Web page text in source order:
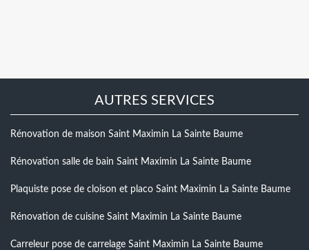
AUTRES SERVICES
Rénovation de maison Saint Maximin La Sainte Baume
Rénovation salle de bain Saint Maximin La Sainte Baume
Plaquiste pose de cloison et placo Saint Maximin La Sainte Baume
Rénovation de cuisine Saint Maximin La Sainte Baume
Carreleur pose de carrelage Saint Maximin La Sainte Baume